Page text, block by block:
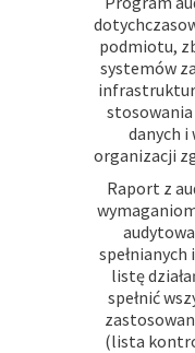
podmiotu,
systemów
danych i
organizacji
Raport z
spełnianych
listę
spełnić
(lista